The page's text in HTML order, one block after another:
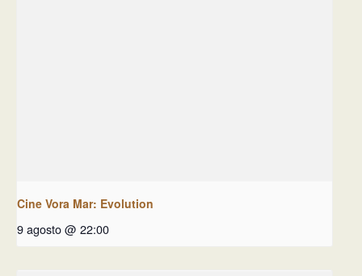
Cine Vora Mar: Evolution
9 agosto @ 22:00